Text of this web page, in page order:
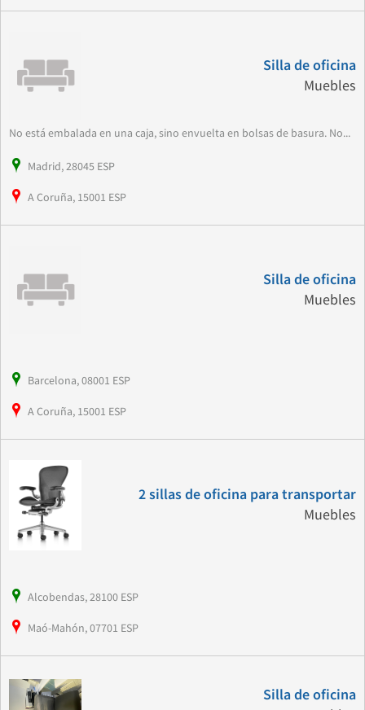
Silla de oficina
Muebles
No está embalada en una caja, sino envuelta en bolsas de basura. No...
Madrid, 28045 ESP
A Coruña, 15001 ESP
Silla de oficina
Muebles
Barcelona, 08001 ESP
A Coruña, 15001 ESP
2 sillas de oficina para transportar
Muebles
Alcobendas, 28100 ESP
Maó-Mahón, 07701 ESP
Silla de oficina